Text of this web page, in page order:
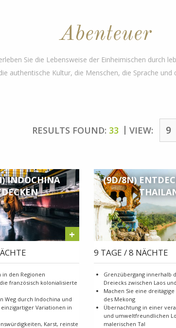
Abenteuer
Sie die Lebensweise der Einheimischen durch
authentische Kultur, die Menschen, die Sprache und
VIEW:
RESULTS FOUND: 33
INDOCHINA
+
in den Regionen
französisch kolonialisierte
Weg durch Indochina und
Variationen in
Karst, reinste
(9D/8N)
9 TAGE / 8 NÄCHTE
Grenzübergang innerhalb
Dreiecks zwischen Laos
Machen Sie eine
des Mekong
Übernachtung in einer
und umweltfreundlichen
malerischen Tal